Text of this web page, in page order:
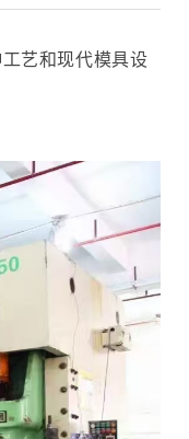
艺和现代模具设